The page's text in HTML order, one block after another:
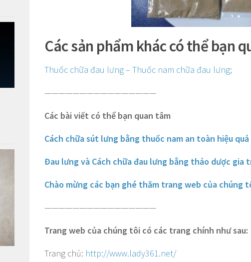
Các sản phẩm khác có thể bạn
Thuốc chữa đau lưng – Thuốc nam chữa đau lưng;
————————————————
Các bài viết có thể bạn quan tâm
Cách chữa sút lưng bằng thuốc nam an toàn hiệu quả
Đau lưng và Cách chữa đau lưng bằng thảo dược gia
Chào mừng các bạn ghé thăm trang web của chúng
————————————————
Trang web của chúng tôi có các trang chính như sau:
Trang chủ: http://www.lady361.net/